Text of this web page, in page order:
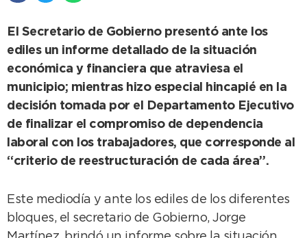
El Secretario de Gobierno presentó ante los
ediles un informe detallado de la situación
económica y financiera que atraviesa el
municipio; mientras hizo especial hincapié en la
decisión tomada por el Departamento Ejecutivo
de finalizar el compromiso de dependencia
laboral con los trabajadores, que corresponde al
“criterio de reestructuración de cada área”.
Este mediodía y ante los ediles de los diferentes
bloques, el secretario de Gobierno, Jorge